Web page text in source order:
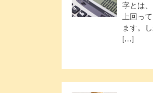
字とは
上回っ
ます。
[…]